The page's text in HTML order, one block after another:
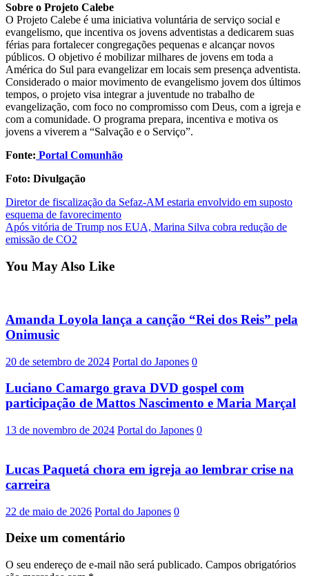
Sobre o Projeto Calebe
O Projeto Calebe é uma iniciativa voluntária de serviço social e
evangelismo, que incentiva os jovens adventistas a dedicarem suas
férias para fortalecer congregações pequenas e alcançar novos
públicos. O objetivo é mobilizar milhares de jovens em toda a
América do Sul para evangelizar em locais sem presença adventista.
Considerado o maior movimento de evangelismo jovem dos últimos
tempos, o projeto visa integrar a juventude no trabalho de
evangelização, com foco no compromisso com Deus, com a igreja e
com a comunidade. O programa prepara, incentiva e motiva os
jovens a viverem a “Salvação e o Serviço”.
Fonte: Portal Comunhão
Foto: Divulgação
Post
navigation
Diretor de fiscalização da Sefaz-AM estaria envolvido em suposto
esquema de favorecimento
Após vitória de Trump nos EUA, Marina Silva cobra redução de
emissão de CO2
You May Also Like
Amanda Loyola lança a canção “Rei dos Reis” pela
Onimusic
20 de setembro de 2024 Portal do Japones 0
Luciano Camargo grava DVD gospel com
participação de Mattos Nascimento e Maria Marçal
13 de novembro de 2024 Portal do Japones 0
Lucas Paquetá chora em igreja ao lembrar crise na
carreira
22 de maio de 2026 Portal do Japones 0
Deixe um comentário
O seu endereço de e-mail não será publicado. Campos obrigatórios